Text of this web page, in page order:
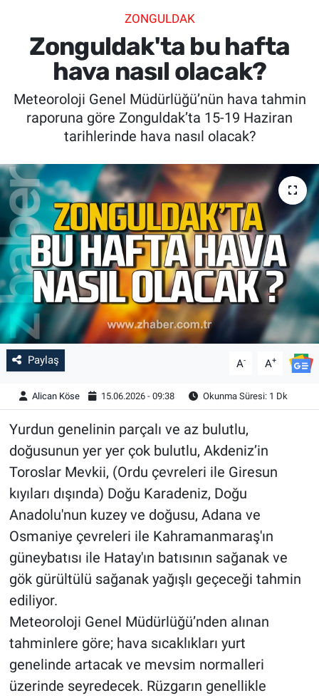
ZONGULDAK
Zonguldak'ta bu hafta
hava nasıl olacak?
Meteoroloji Genel Müdürlüğü’nün hava tahmin
raporuna göre Zonguldak’ta 15-19 Haziran
tarihlerinde hava nasıl olacak?
Paylaş A- A+
Alican Köse 15.06.2026 - 09:38 Okunma Süresi: 1 Dk
Yurdun genelinin parçalı ve az bulutlu,
doğusunun yer yer çok bulutlu, Akdeniz’in
Toroslar Mevkii, (Ordu çevreleri ile Giresun
kıyıları dışında) Doğu Karadeniz, Doğu
Anadolu'nun kuzey ve doğusu, Adana ve
Osmaniye çevreleri ile Kahramanmaraş'ın
güneybatısı ile Hatay'ın batısının sağanak ve
gök gürültülü sağanak yağışlı geçeceği tahmin
ediliyor.
Meteoroloji Genel Müdürlüğü’nden alınan
tahminlere göre; hava sıcaklıkları yurt
genelinde artacak ve mevsim normalleri
üzerinde seyredecek. Rüzgarın genellikle
SPOR
SAĞLIK